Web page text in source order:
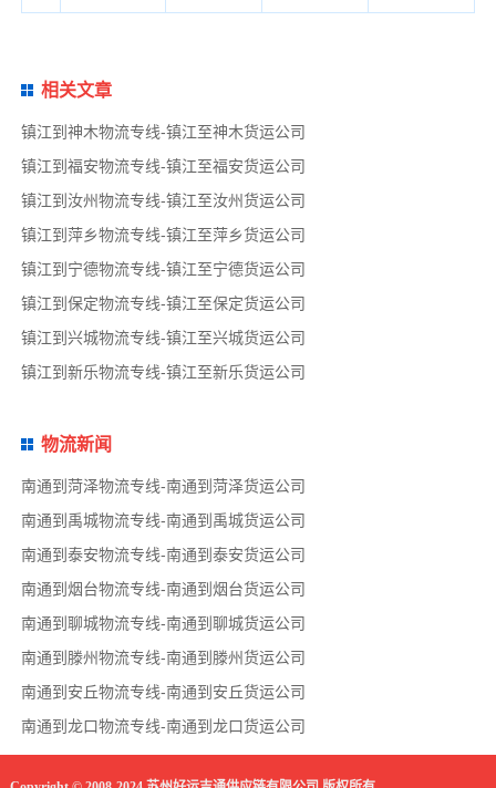
相关文章
镇江到神木物流专线-镇江至神木货运公司
镇江到福安物流专线-镇江至福安货运公司
镇江到汝州物流专线-镇江至汝州货运公司
镇江到萍乡物流专线-镇江至萍乡货运公司
镇江到宁德物流专线-镇江至宁德货运公司
镇江到保定物流专线-镇江至保定货运公司
镇江到兴城物流专线-镇江至兴城货运公司
镇江到新乐物流专线-镇江至新乐货运公司
物流新闻
南通到菏泽物流专线-南通到菏泽货运公司
南通到禹城物流专线-南通到禹城货运公司
南通到泰安物流专线-南通到泰安货运公司
南通到烟台物流专线-南通到烟台货运公司
南通到聊城物流专线-南通到聊城货运公司
南通到滕州物流专线-南通到滕州货运公司
南通到安丘物流专线-南通到安丘货运公司
南通到龙口物流专线-南通到龙口货运公司